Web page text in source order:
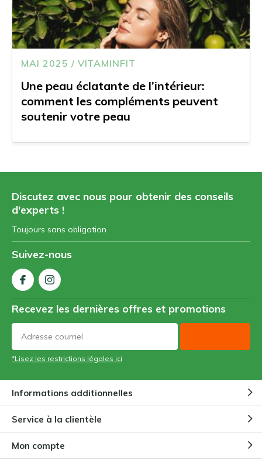
MAI 2025 / VITAMINFIT
Une peau éclatante de l’intérieur:
comment les compléments peuvent
soutenir votre peau
Discutez avec nous pour obtenir des conseils
d'experts !
Toujours sans obligation
Suivez-nous
Recevez les dernières offres et promotions
*Lisez les restrictions légales ici
Informations additionnelles
Service à la clientèle
Mon compte